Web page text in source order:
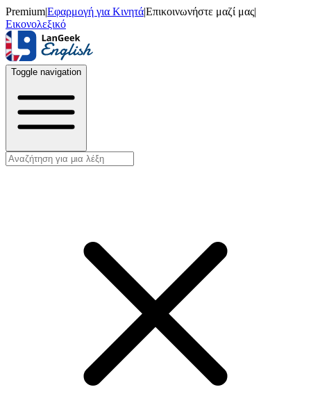
Premium|Εφαρμογή για Κινητά|Επικοινωνήστε μαζί μας|
Εικονολεξικό
Toggle navigation